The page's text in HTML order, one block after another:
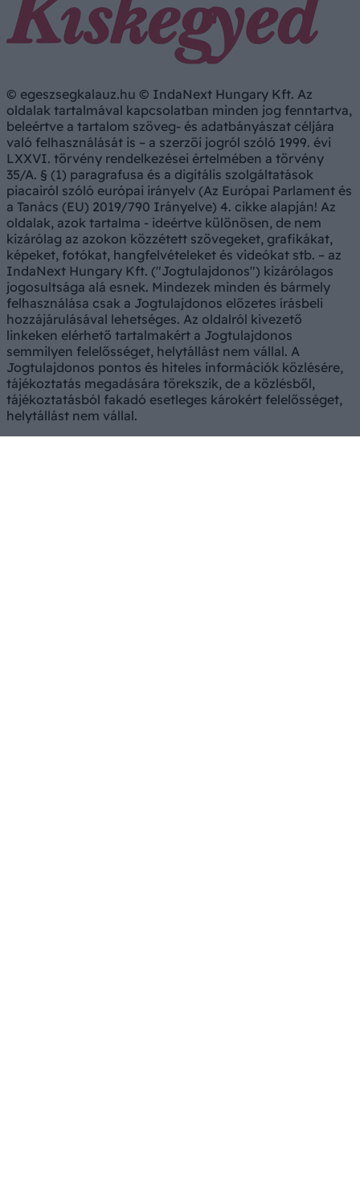
© egeszsegkalauz.hu © IndaNext Hungary Kft. Az
oldalak tartalmával kapcsolatban minden jog fenntartva,
beleértve a tartalom szöveg- és adatbányászat céljára
való felhasználását is – a szerzői jogról szóló 1999. évi
LXXVI. törvény rendelkezései értelmében a törvény
35/A. § (1) paragrafusa és a digitális szolgáltatások
piacairól szóló európai irányelv (Az Európai Parlament és
a Tanács (EU) 2019/790 Irányelve) 4. cikke alapján! Az
oldalak, azok tartalma - ideértve különösen, de nem
kizárólag az azokon közzétett szövegeket, grafikákat,
képeket, fotókat, hangfelvételeket és videókat stb. – az
IndaNext Hungary Kft. ("Jogtulajdonos") kizárólagos
jogosultsága alá esnek. Mindezek minden és bármely
felhasználása csak a Jogtulajdonos előzetes írásbeli
hozzájárulásával lehetséges. Az oldalról kivezető
linkeken elérhető tartalmakért a Jogtulajdonos
semmilyen felelősséget, helytállást nem vállal. A
Jogtulajdonos pontos és hiteles információk közlésére,
tájékoztatás megadására törekszik, de a közlésből,
tájékoztatásból fakadó esetleges károkért felelősséget,
helytállást nem vállal.